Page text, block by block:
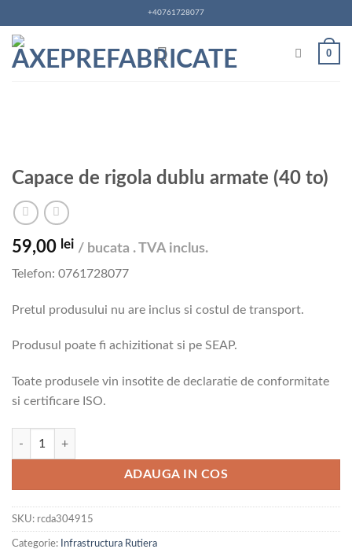
to
content
+40761728077
0
Capace de rigola dublu armate (40 to)
59,00 lei / bucata . TVA inclus.
Telefon: 0761728077
Pretul produsului nu are inclus si costul de transport.
Produsul poate fi achizitionat si pe SEAP.
Toate produsele vin insotite de declaratie de conformitate
si certificare ISO.
Cantitate Capace de rigola dublu armate (40 to)
ADAUGA IN COS
SKU: rcda304915
Categorie: Infrastructura Rutiera